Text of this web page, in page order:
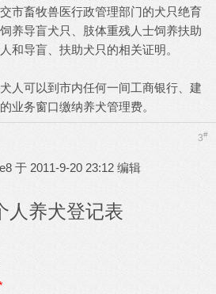
市畜牧兽医行政管理部门的犬只绝育
养导盲犬只、肢体重残人士饲养扶助
和导盲、扶助犬只的相关证明。
人可以到市内任何一间工商银行、建
业务窗口缴纳养犬管理费。
3#
于 2011-9-20 23:12 编辑
人养犬登记表